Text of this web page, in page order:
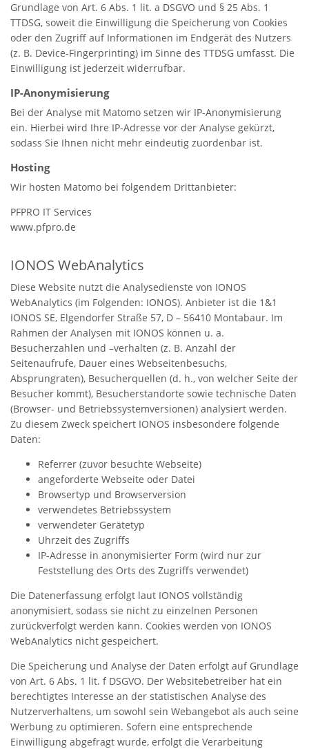
Grundlage von Art. 6 Abs. 1 lit. a DSGVO und § 25 Abs. 1
TTDSG, soweit die Einwilligung die Speicherung von Cookies
oder den Zugriff auf Informationen im Endgerät des Nutzers
(z. B. Device-Fingerprinting) im Sinne des TTDSG umfasst. Die
Einwilligung ist jederzeit widerrufbar.
IP-Anonymisierung
Bei der Analyse mit Matomo setzen wir IP-Anonymisierung
ein. Hierbei wird Ihre IP-Adresse vor der Analyse gekürzt,
sodass Sie Ihnen nicht mehr eindeutig zuordenbar ist.
Hosting
Wir hosten Matomo bei folgendem Drittanbieter:
PFPRO IT Services
www.pfpro.de
IONOS WebAnalytics
Diese Website nutzt die Analysedienste von IONOS
WebAnalytics (im Folgenden: IONOS). Anbieter ist die 1&1
IONOS SE, Elgendorfer Straße 57, D – 56410 Montabaur. Im
Rahmen der Analysen mit IONOS können u. a.
Besucherzahlen und –verhalten (z. B. Anzahl der
Seitenaufrufe, Dauer eines Webseitenbesuchs,
Absprungraten), Besucherquellen (d. h., von welcher Seite der
Besucher kommt), Besucherstandorte sowie technische Daten
(Browser- und Betriebssystemversionen) analysiert werden.
Zu diesem Zweck speichert IONOS insbesondere folgende
Daten:
Referrer (zuvor besuchte Webseite)
angeforderte Webseite oder Datei
Browsertyp und Browserversion
verwendetes Betriebssystem
verwendeter Gerätetyp
Uhrzeit des Zugriffs
IP-Adresse in anonymisierter Form (wird nur zur
Feststellung des Orts des Zugriffs verwendet)
Die Datenerfassung erfolgt laut IONOS vollständig
anonymisiert, sodass sie nicht zu einzelnen Personen
zurückverfolgt werden kann. Cookies werden von IONOS
WebAnalytics nicht gespeichert.
Die Speicherung und Analyse der Daten erfolgt auf Grundlage
von Art. 6 Abs. 1 lit. f DSGVO. Der Websitebetreiber hat ein
berechtigtes Interesse an der statistischen Analyse des
Nutzerverhaltens, um sowohl sein Webangebot als auch seine
Werbung zu optimieren. Sofern eine entsprechende
Einwilligung abgefragt wurde, erfolgt die Verarbeitung